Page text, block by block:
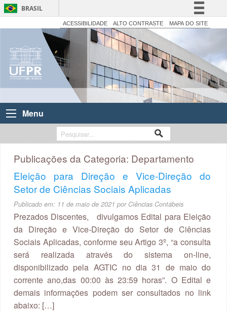
BRASIL
Simplifique!
Comunica BR
Participe
Acesso à informação
Legislação
Canais
ACESSIBILIDADE ALTO CONTRASTE MAPA DO SITE
Menu
Publicações da Categoria: Departamento
Eleição para Direção e Vice-Direção do
Setor de Ciências Sociais Aplicadas
Publicado em: 11 de maio de 2021 porCiências Contábeis
Prezados Discentes, divulgamos Edital para Eleição
da Direção e Vice-Direção do Setor de Ciências
Sociais Aplicadas, conforme seu Artigo 3º, “a consulta
será realizada através do sistema on-line,
disponibilizado pela AGTIC no dia 31 de maio do
corrente ano,das 00:00 às 23:59 horas”. O Edital e
demais informações podem ser consultados no link
abaixo: […]